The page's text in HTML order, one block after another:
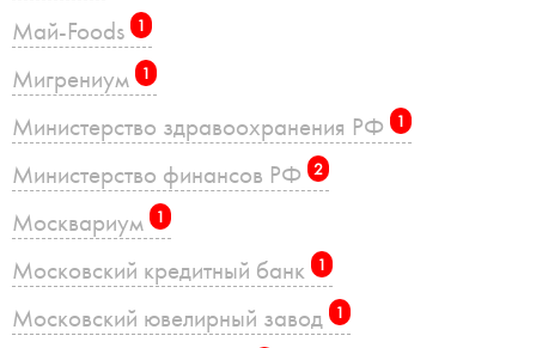
Май-Foods 1
Мигрениум 1
Министерство здравоохранения РФ 1
Министерство финансов РФ 2
Москвариум 1
Московский кредитный банк 1
Московский ювелирный завод 1